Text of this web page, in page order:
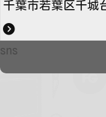
千葉市若葉区千城
sns